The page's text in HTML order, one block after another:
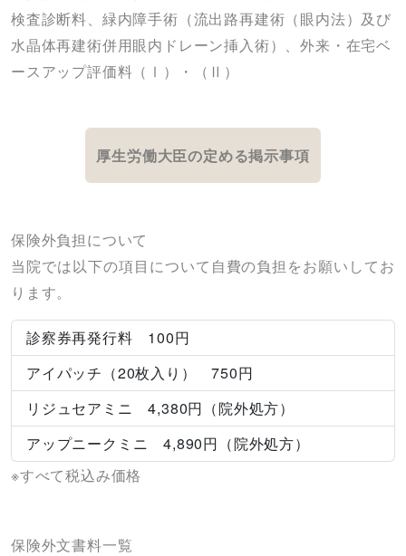
検査診断料、緑内障手術（流出路再建術（眼内法）及び
水晶体再建術併用眼内ドレーン挿入術）、外来・在宅ベ
ースアップ評価料（Ⅰ）・（Ⅱ）
厚生労働大臣の定める掲示事項
保険外負担について
当院では以下の項目について自費の負担をお願いしてお
ります。
診察券再発行料 100円
アイパッチ（20枚入り） 750円
リジュセアミニ 4,380円（院外処方）
アップニークミニ 4,890円（院外処方）
※すべて税込み価格
保険外文書料一覧